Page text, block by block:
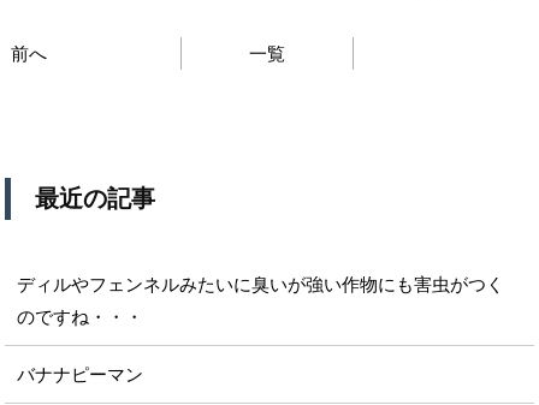
前へ 一覧
最近の記事
ディルやフェンネルみたいに臭いが強い作物にも害虫がつく
のですね・・・
バナナピーマン